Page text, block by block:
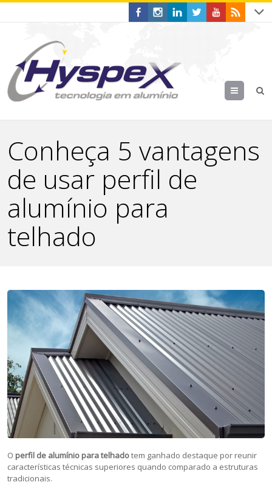
Menu
Conheça 5 vantagens
de usar perfil de
alumínio para
telhado
O perfil de alumínio para telhadotem ganhado destaque por reunir
características técnicas superiores quando comparado a estruturas
tradicionais.